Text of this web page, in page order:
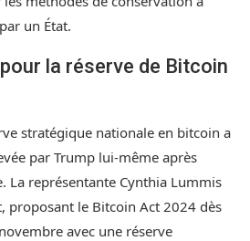
un État.
la réserve de Bitcoin
stratégique nationale en bitcoin a
par Trump lui-même après
La représentante Cynthia Lummis
proposant le Bitcoin Act 2024 dès
avec une réserve